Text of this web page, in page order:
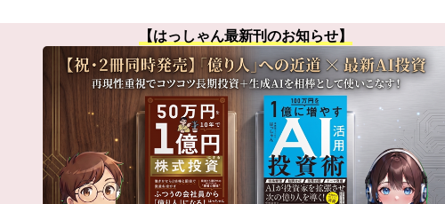
【はっしゃん最新刊のお知らせ】